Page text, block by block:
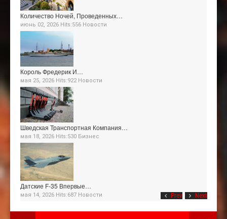
Prev Next
Количество Ночей, Проведенных…
июнь 02, 2026 Hits:556 Новости
Король Фредерик И…
мая 25, 2026 Hits:922 Новости
Шведская Транспортная Компания…
мая 18, 2026 Hits:530 Бизнес
Датские F-35 Впервые…
мая 14, 2026 Hits:687 Новости